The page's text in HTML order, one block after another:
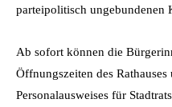
parteipolitisch ungebundenen
Ab sofort können die
Öffnungszeiten des
Personalausweises für